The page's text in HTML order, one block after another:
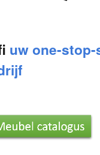
uw one-